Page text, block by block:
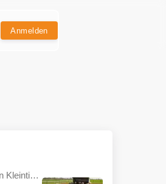
Anmelden
Leitfaden zur Fütterung von Kleintieren für Anfänger